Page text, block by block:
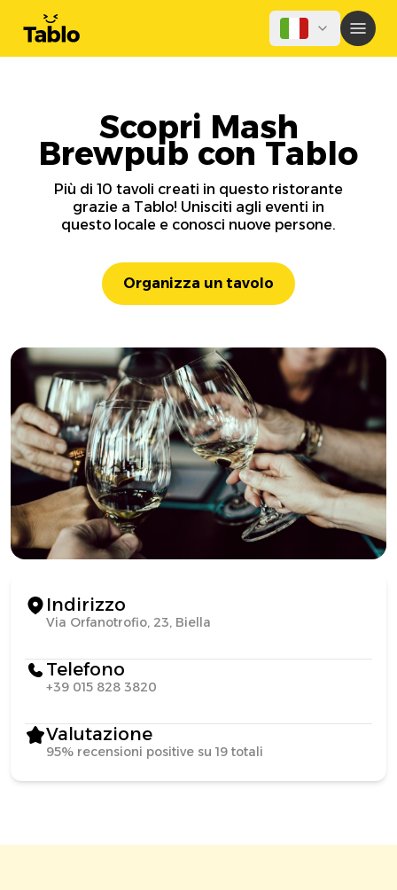
Scopri Mash
Brewpub con Tablo
Più di 10 tavoli creati in questo ristorante
grazie a Tablo! Unisciti agli eventi in
questo locale e conosci nuove persone.
Organizza un tavolo
Indirizzo
Via Orfanotrofio, 23, Biella
Telefono
+39 015 828 3820
Valutazione
95% recensioni positive su 19 totali